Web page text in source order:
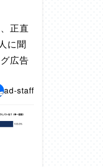
正直
に聞
広告
ad-staff